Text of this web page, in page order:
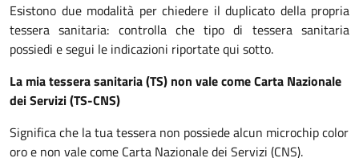
Esistono due modalità per chiedere il duplicato della propria
tessera sanitaria: controlla che tipo di tessera sanitaria
possiedi e segui le indicazioni riportate qui sotto.
La mia tessera sanitaria (TS) non vale come Carta Nazionale
dei Servizi (TS-CNS)
Significa che la tua tessera non possiede alcun microchip color
oro e non vale come Carta Nazionale dei Servizi (CNS).